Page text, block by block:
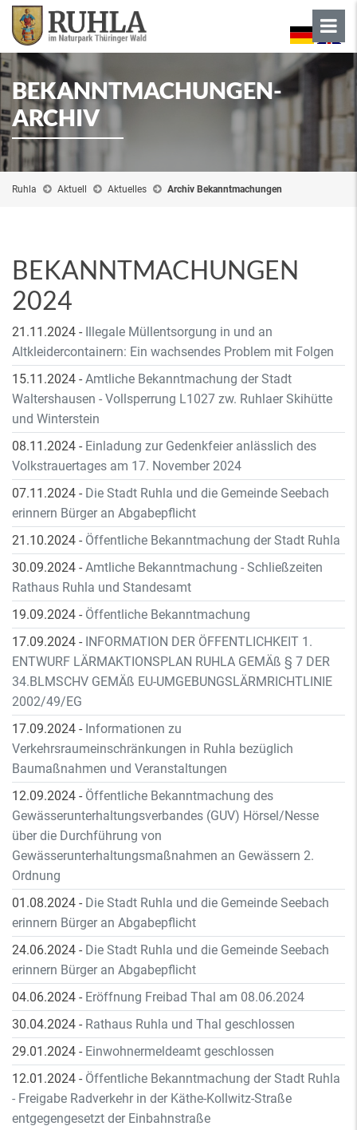
BEKANNTMACHUNGEN-
ARCHIV
Ruhla Aktuell Aktuelles Archiv Bekanntmachungen
BEKANNTMACHUNGEN
2024
21.11.2024 - Illegale Müllentsorgung in und an
Altkleidercontainern: Ein wachsendes Problem mit Folgen
15.11.2024 - Amtliche Bekanntmachung der Stadt
Waltershausen - Vollsperrung L1027 zw. Ruhlaer Skihütte
und Winterstein
08.11.2024 - Einladung zur Gedenkfeier anlässlich des
Volkstrauertages am 17. November 2024
07.11.2024 - Die Stadt Ruhla und die Gemeinde Seebach
erinnern Bürger an Abgabepflicht
21.10.2024 - Öffentliche Bekanntmachung der Stadt Ruhla
30.09.2024 - Amtliche Bekanntmachung - Schließzeiten
Rathaus Ruhla und Standesamt
19.09.2024 - Öffentliche Bekanntmachung
17.09.2024 - INFORMATION DER ÖFFENTLICHKEIT 1.
ENTWURF LÄRMAKTIONSPLAN RUHLA GEMÄß § 7 DER
34.BLMSCHV GEMÄß EU-UMGEBUNGSLÄRMRICHTLINIE
2002/49/EG
17.09.2024 - Informationen zu
Verkehrsraumeinschränkungen in Ruhla bezüglich
Baumaßnahmen und Veranstaltungen
12.09.2024 - Öffentliche Bekanntmachung des
Gewässerunterhaltungsverbandes (GUV) Hörsel/Nesse
über die Durchführung von
Gewässerunterhaltungsmaßnahmen an Gewässern 2.
Ordnung
01.08.2024 - Die Stadt Ruhla und die Gemeinde Seebach
erinnern Bürger an Abgabepflicht
24.06.2024 - Die Stadt Ruhla und die Gemeinde Seebach
erinnern Bürger an Abgabepflicht
04.06.2024 - Eröffnung Freibad Thal am 08.06.2024
30.04.2024 - Rathaus Ruhla und Thal geschlossen
29.01.2024 - Einwohnermeldeamt geschlossen
12.01.2024 - Öffentliche Bekanntmachung der Stadt Ruhla
- Freigabe Radverkehr in der Käthe-Kollwitz-Straße
entgegengesetzt der Einbahnstraße